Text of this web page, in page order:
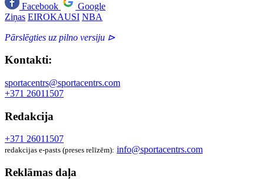
Facebook
Google
Ziņas EIROKAUSI NBA
Pārslēgties uz pilno versiju ⊳
Kontakti:
sportacentrs@sportacentrs.com
+371 26011507
Redakcija
+371 26011507
redakcijas e-pasts (preses relīzēm): info@sportacentrs.com
Reklāmas daļa